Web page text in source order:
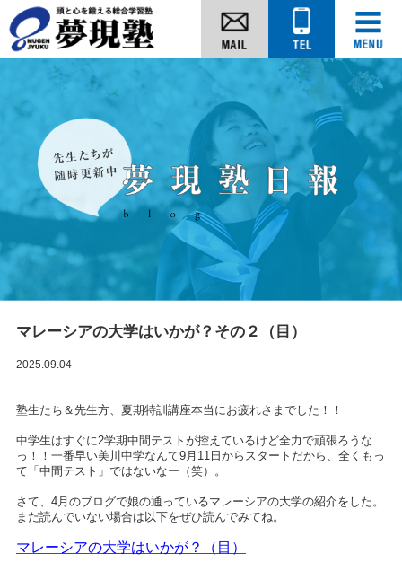
マレーシアの大学はいかが？その２（目）
2025.09.04
塾生たち＆先生方、夏期特訓講座本当にお疲れさまでした！！
中学生はすぐに2学期中間テストが控えているけど全力で頑張ろうな
っ！！一番早い美川中学なんて9月11日からスタートだから、全くもっ
て「中間テスト」ではないなー（笑）。
さて、4月のブログで娘の通っているマレーシアの大学の紹介をした。
まだ読んでいない場合は以下をぜひ読んでみてね。
マレーシアの大学はいかが？（目）